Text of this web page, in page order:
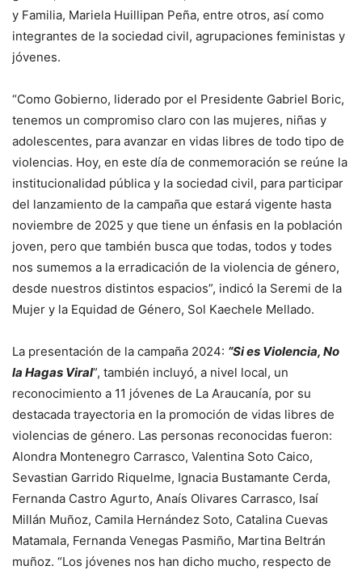
y Familia, Mariela Huillipan Peña, entre otros, así como
integrantes de la sociedad civil, agrupaciones feministas y
jóvenes.
“Como Gobierno, liderado por el Presidente Gabriel Boric,
tenemos un compromiso claro con las mujeres, niñas y
adolescentes, para avanzar en vidas libres de todo tipo de
violencias. Hoy, en este día de conmemoración se reúne la
institucionalidad pública y la sociedad civil, para participar
del lanzamiento de la campaña que estará vigente hasta
noviembre de 2025 y que tiene un énfasis en la población
joven, pero que también busca que todas, todos y todes
nos sumemos a la erradicación de la violencia de género,
desde nuestros distintos espacios”, indicó la Seremi de la
Mujer y la Equidad de Género, Sol Kaechele Mellado.
La presentación de la campaña 2024: “Si es Violencia, No
la Hagas Viral”, también incluyó, a nivel local, un
reconocimiento a 11 jóvenes de La Araucanía, por su
destacada trayectoria en la promoción de vidas libres de
violencias de género. Las personas reconocidas fueron:
Alondra Montenegro Carrasco, Valentina Soto Caico,
Sevastian Garrido Riquelme, Ignacia Bustamante Cerda,
Fernanda Castro Agurto, Anaís Olivares Carrasco, Isaí
Millán Muñoz, Camila Hernández Soto, Catalina Cuevas
Matamala, Fernanda Venegas Pasmiño, Martina Beltrán
muñoz. “Los jóvenes nos han dicho mucho, respecto de